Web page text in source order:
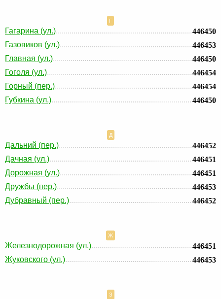
Г
Гагарина (ул.)
446450
Газовиков (ул.)
446453
Главная (ул.)
446450
Гоголя (ул.)
446454
Горный (пер.)
446454
Губкина (ул.)
446450
Д
Дальний (пер.)
446452
Дачная (ул.)
446451
Дорожная (ул.)
446451
Дружбы (пер.)
446453
Дубравный (пер.)
446452
Ж
Железнодорожная (ул.)
446451
Жуковского (ул.)
446453
З